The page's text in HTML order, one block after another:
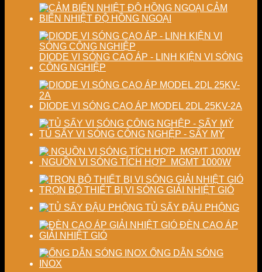
chất
lượng
phẩm
lượng
sấy
nghiệp
CẢM
BIẾN NHIỆT ĐỘ HỒNG NGOẠI
DIODE VI SÓNG CAO ÁP - LINH KIỆN VI SÓNG
CÔNG NGHIỆP
DIODE VI SÓNG CAO ÁP MODEL 2DL 25KV-2A
TỦ SẤY VI SÓNG CÔNG NGHỆP - SẤY MỲ
NGUỒN VI SÓNG TÍCH HỢP MGMT 1000W
TRỌN BỘ THIẾT BỊ VI SÓNG GIẢI NHIỆT GIÓ
TỦ SẤY ĐẬU PHỘNG
ĐÈN CAO ÁP
GIẢI NHIỆT GIÓ
ỐNG DẪN SÓNG
INOX